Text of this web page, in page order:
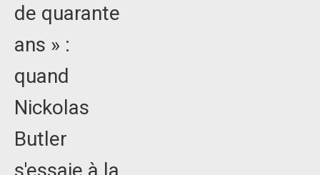
de quarante
ans » :
quand
Nickolas
Butler
s'essaie à la